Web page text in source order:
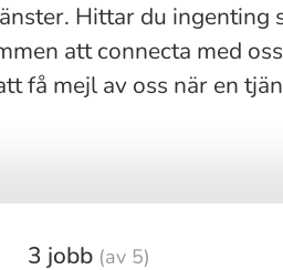
Hittar du ingenting
att connecta med
få mejl av oss när en
3 jobb (av 5)